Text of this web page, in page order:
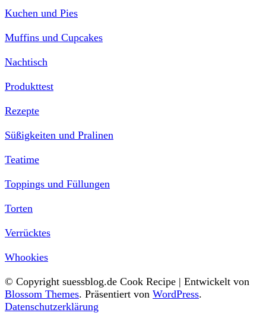
Kuchen und Pies
Muffins und Cupcakes
Nachtisch
Produkttest
Rezepte
Süßigkeiten und Pralinen
Teatime
Toppings und Füllungen
Torten
Verrücktes
Whookies
© Copyright suessblog.de Cook Recipe | Entwickelt von
Blossom Themes. Präsentiert von WordPress.
Datenschutzerklärung